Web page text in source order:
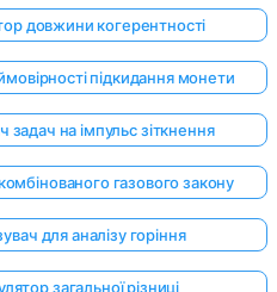
довжини когерентності
підкидання монети
на імпульс зіткнення
газового закону
для аналізу горіння
загальної різниці